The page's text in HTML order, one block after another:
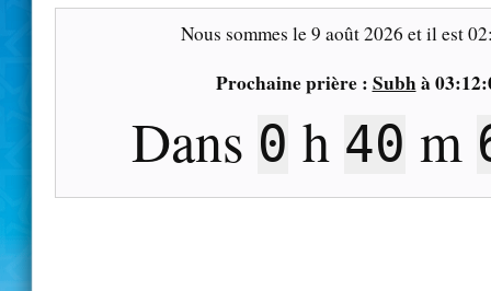
Nous sommes le9 août 2026 et il est
Prochaine prière : Subhà
Dans 0 h 40 m